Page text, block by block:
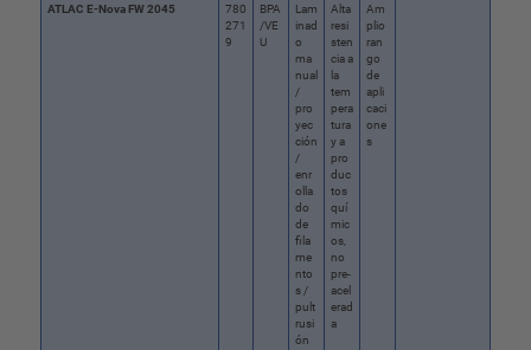
ATLAC E-Nova FW 2045
780
271
9
BPA
/VE
U
Lam
inad
o
ma
nual
/
pro
yec
ción
/
enr
olla
do
de
fila
me
nto
s /
pult
rusi
ón
Alta
resi
sten
cia a
la
tem
pera
tura
y a
pro
duc
tos
quí
mic
os,
no
pre-
acel
erad
a
Am
plio
ran
go
de
apli
caci
one
s